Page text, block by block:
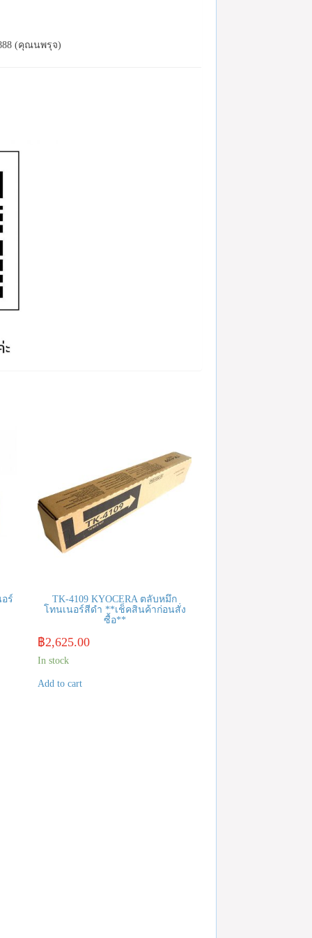
(คุณนพรุจ)
ร์
TK-4109 KYOCERA ตลับหมึก
โทนเนอร์สีดำ **เช็คสินค้าก่อนสั่ง
ซื้อ**
฿2,625.00
In stock
Add to cart